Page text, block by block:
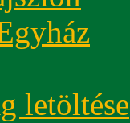
letöltése